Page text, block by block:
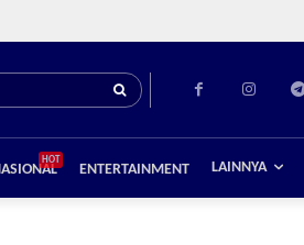
HOT
ENTERTAINMENT LAINNYA